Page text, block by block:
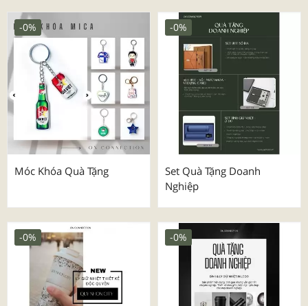
Móc Khóa Quà Tặng
-0%
Set Quà Tặng Doanh
Nghiệp
-0%
-0% -0%